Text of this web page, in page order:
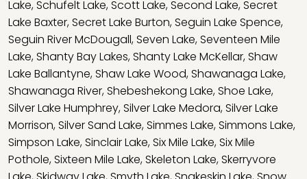
Lake,Schufelt Lake,Scott Lake,Second Lake,Secret
Lake Baxter,Secret Lake Burton,Seguin Lake Spence,
Seguin River McDougall,Seven Lake,Seventeen Mile
Lake,Shanty Bay Lakes,Shanty Lake McKellar,Shaw
Lake Ballantyne,Shaw Lake Wood,Shawanaga Lake,
Shawanaga River,Shebeshekong Lake,Shoe Lake,
Silver Lake Humphrey,Silver Lake Medora,Silver Lake
Morrison,Silver Sand Lake,Simmes Lake,Simmons Lake,
Simpson Lake,Sinclair Lake,Six Mile Lake,Six Mile
Pothole,Sixteen Mile Lake,Skeleton Lake,Skerryvore